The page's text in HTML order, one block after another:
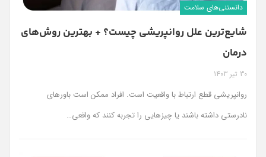
دانستنی‌های سلامت
شایع‌ترین علل روانپریشی چیست؟ + بهترین روش‌های
درمان
30 تیر 1403
روانپریشی قطع ارتباط با واقعیت است. افراد ممکن است باورهای
نادرستی داشته باشند یا چیزهایی را تجربه کنند که واقعی…